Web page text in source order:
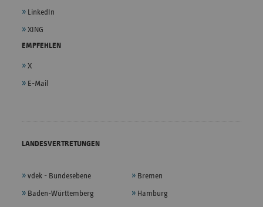
LinkedIn
XING
EMPFEHLEN
X
E-Mail
LANDESVERTRETUNGEN
vdek - Bundesebene
Baden-Württemberg
Bremen
Hamburg